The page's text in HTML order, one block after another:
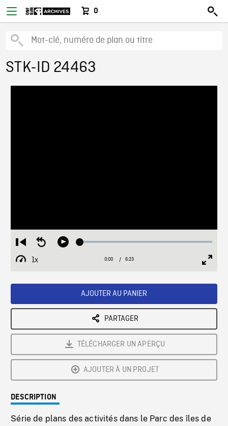
0
STK-ID 24463
Restart
from
beginning
Seek
Play Loaded:
1x
Playback
Current
0:00 / Duration
6:23
AJOUTER AU PANIER
PARTAGER
TÉLÉCHARGER UN APERÇU
AJOUTER À UN PROJET
DESCRIPTION
Série de plans des activités dans le Parc des îles de